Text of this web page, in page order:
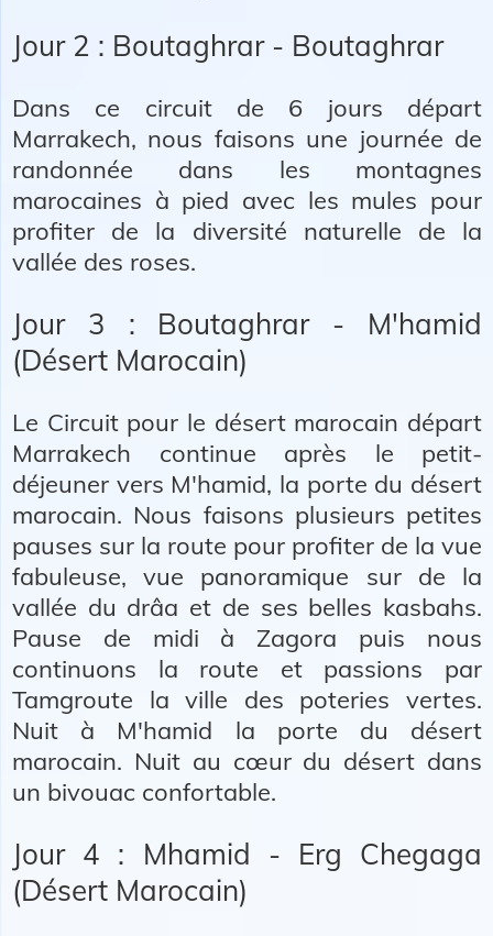
Jour 2 : Boutaghrar - Boutaghrar
Dans ce circuit de 6 jours départ
Marrakech, nous faisons une journée de
randonnée dans les montagnes
marocaines à pied avec les mules pour
profiter de la diversité naturelle de la
vallée des roses.
Jour 3 : Boutaghrar - M'hamid
(Désert Marocain)
Le Circuit pour le désert marocain départ
Marrakech continue après le petit-
déjeuner vers M'hamid, la porte du désert
marocain. Nous faisons plusieurs petites
pauses sur la route pour profiter de la vue
fabuleuse, vue panoramique sur de la
vallée du drâa et de ses belles kasbahs.
Pause de midi à Zagora puis nous
continuons la route et passions par
Tamgroute la ville des poteries vertes.
Nuit à M'hamid la porte du désert
marocain. Nuit au cœur du désert dans
un bivouac confortable.
Jour 4 : Mhamid - Erg Chegaga
(Désert Marocain)